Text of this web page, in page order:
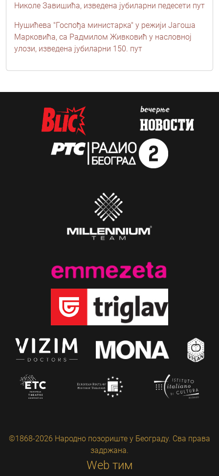
Николе Завишића, изведена јубиларни педесети пут
Нушићева "Госпођа министарка" у режији Јагоша
Марковића, са Радмилом Живковић у насловној
улози, изведена јубиларни 150. пут
©1868-2026 Народно позориште у Београду. Сва права
задржана.
Web тим